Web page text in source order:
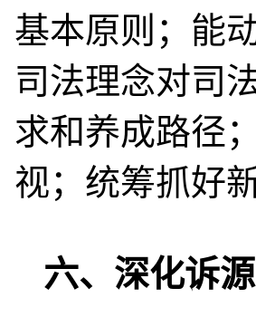
基本原则；能
司法理念对司
求和养成路径
视；统筹抓好
六、深化诉